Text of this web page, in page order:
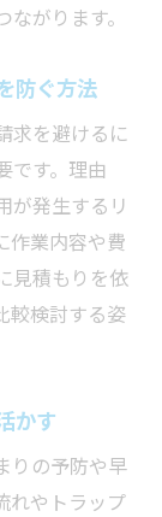
がります。
防ぐ方法
求を避けるに
です。理由
が発生するリ
作業内容や費
見積もりを依
較検討する姿
かす
りの予防や早
れやトラップ